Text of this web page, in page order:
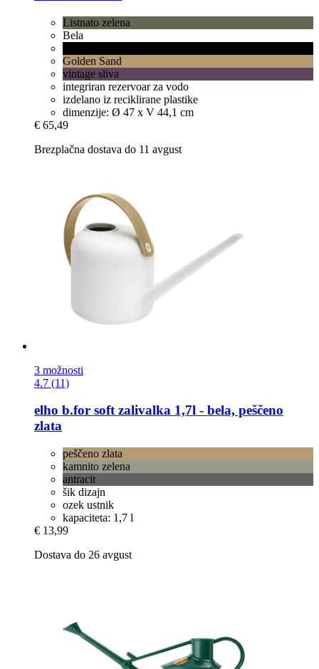
Listnato zelena
Bela
Golden Sand
vintage sliva
integriran rezervoar za vodo
izdelano iz reciklirane plastike
dimenzije: Ø 47 x V 44,1 cm
€ 65,49
Brezplačna dostava do 11 avgust
3 možnosti
4.7 (11)
elho b.for soft zalivalka 1,7l -​ bela, peščeno
zlata
peščeno zlata
kamnito zelena
antracit
šik dizajn
ozek ustnik
kapaciteta: 1,7 l
€ 13,99
Dostava do 26 avgust